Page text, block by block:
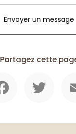
Envoyer un message
Partagez cette